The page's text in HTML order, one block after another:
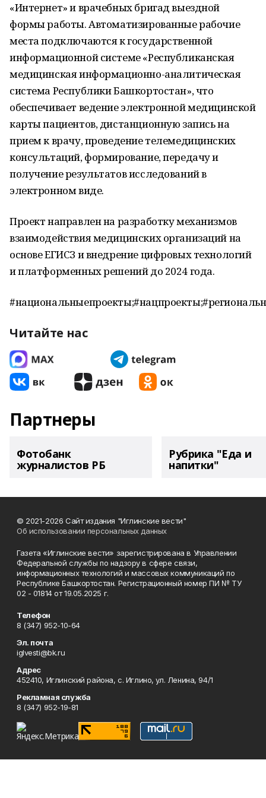
«Интернет» и врачебных бригад выездной
формы работы. Автоматизированные рабочие
места подключаются к государственной
информационной системе «Республиканская
медицинская информационно-аналитическая
система Республики Башкортостан», что
обеспечивает ведение электронной медицинской
карты пациентов, дистанционную запись на
прием к врачу, проведение телемедицинских
консультаций, формирование, передачу и
получение результатов исследований в
электронном виде.
Проект направлен на разработку механизмов
взаимодействия медицинских организаций на
основе ЕГИСЗ и внедрение цифровых технологий
и платформенных решений до 2024 года.
Читайте нас
Партнеры
Фотобанк
журналистов РБ
Рубрика "Еда и
напитки"
© 2021-2026 Сайт издания "Иглинские вести"
Об использовании персональных данных
Газета «Иглинские вести» зарегистрирована в Управлении
Федеральной службы по надзору в сфере связи,
информационных технологий и массовых коммуникаций по
Республике Башкортостан. Регистрационный номер ПИ № ТУ
02 - 01814 от 19.05.2025 г.
Телефон
8 (347) 952-10-64
Эл. почта
iglvesti@bk.ru
Адрес
452410, Иглинский района, с. Иглино, ул. Ленина, 94/1
Рекламная служба
8 (347) 952-19-81